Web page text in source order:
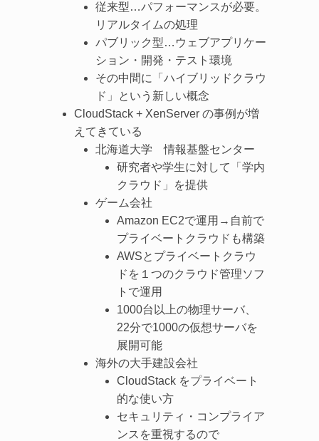
従来型…パフォーマンスが必要。
リアルタイムの処理
パブリック型…ウェブアプリケー
ション・開発・テスト環境
その中間に「ハイブリッドクラウ
ド」という新しい概念
CloudStack + XenServer の事例が増
えてきている
北海道大学 情報基盤センター
研究者や学生に対して「学内
クラウド」を提供
ゲーム会社
Amazon EC2で運用→自前で
プライベートクラウドも構築
AWSとプライベートクラウ
ドを１つのクラウド管理ソフ
トで運用
1000台以上の物理サーバ、
22分で1000の仮想サーバを
展開可能
海外の大手建設会社
CloudStack をプライベート
的な使い方
セキュリティ・コンプライア
ンスを重視するので